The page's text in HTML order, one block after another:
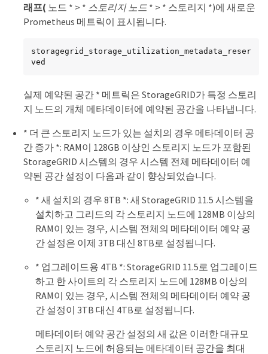
래프( 노드 * > * 스토리지 노드* > * 스토리지 *)에 새로운
Prometheus 메트릭이 표시됩니다.
storagegrid_storage_utilization_metadata_reser
ved
실제 예약된 공간 * 메트릭은 StorageGRID가 특정 스토리
지 노드의 개체 메타데이터에 예약된 공간을 나타냅니다.
* 더 큰 스토리지 노드가 있는 설치의 경우 메타데이터 공
간 증가 *: RAM이 128GB 이상인 스토리지 노드가 포함된
StorageGRID 시스템의 경우 시스템 전체 메타데이터 예
약된 공간 설정이 다음과 같이 향상되었습니다.
* 새 설치의 경우 8TB *: 새 StorageGRID 11.5 시스템을
설치하고 그리드의 각 스토리지 노드에 128MB 이상의
RAM이 있는 경우, 시스템 전체의 메타데이터 예약 공
간 설정은 이제 3TB 대신 8TB로 설정됩니다.
* 업그레이드용 4TB *: StorageGRID 11.5로 업그레이드
하고 한 사이트의 각 스토리지 노드에 128MB 이상의
RAM이 있는 경우, 시스템 전체의 메타데이터 예약 공
간 설정이 3TB 대신 4TB로 설정됩니다.
메타데이터 예약 공간 설정의 새 값은 이러한 대규모
스토리지 노드에 허용되는 메타데이터 공간을 최대